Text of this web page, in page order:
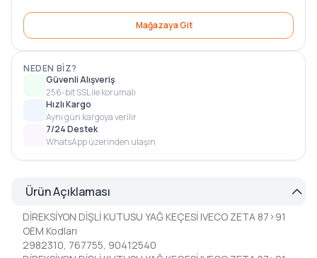
Mağazaya Git
NEDEN BIZ?
Güvenli Alışveriş
256-bit SSL ile korumalı
Hızlı Kargo
Aynı gün kargoya verilir
7/24 Destek
WhatsApp üzerinden ulaşın
Ürün Açıklaması
DİREKSİYON DİŞLİ KUTUSU YAĞ KEÇESİ IVECO ZETA 87>91
OEM Kodları
2982310, 767755, 90412540